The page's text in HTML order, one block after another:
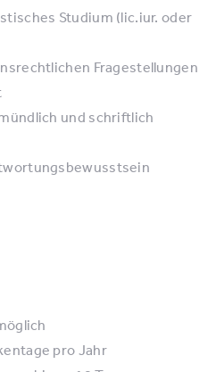
Studium (lic.iur. oder
Fragestellungen
und schriftlich
pro Jahr